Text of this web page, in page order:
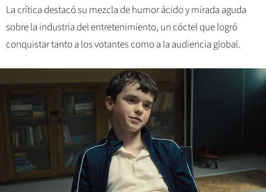
La crítica destacó su mezcla de humor ácido y mirada aguda
sobre la industria del entretenimiento, un cóctel que logró
conquistar tanto a los votantes como a la audiencia global.